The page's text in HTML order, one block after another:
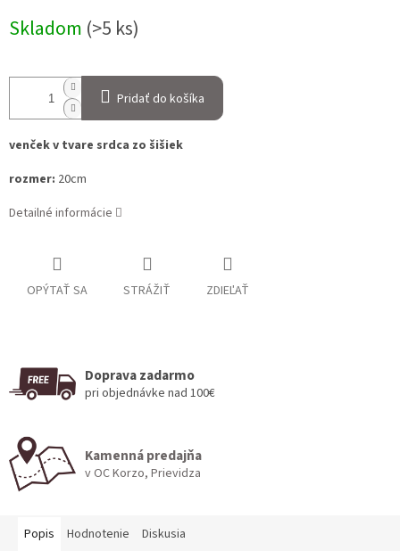
cena:
Skladom (>5 ks)
Pridať do košíka
venček v tvare srdca zo šišiek
rozmer: 20cm
Detailné informácie
OPÝTAŤ SA STRÁŽIŤ ZDIEĽAŤ
Doprava zadarmo
pri objednávke nad 100€
Kamenná predajňa
v OC Korzo, Prievidza
Popis Hodnotenie Diskusia